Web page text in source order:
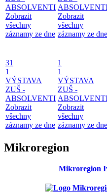
ABSOLVENTI
Zobrazit
všechny
záznamy ze dne
Zobrazit
všechny
záznamy ze dne
31
1
VÝSTAVA
ZUŠ -
ABSOLVENTI
Zobrazit
všechny
záznamy ze dne
1
1
VÝSTAVA
ZUŠ -
Zobrazit
všechny
záznamy ze dne
Mikroregion
Mikroregion